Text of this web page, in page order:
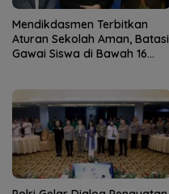
Mendikdasmen Terbitkan
Aturan Sekolah Aman, Batasi
Gawai Siswa di Bawah 16